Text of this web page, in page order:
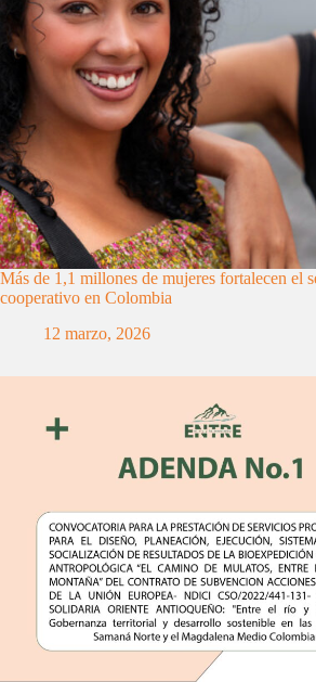
Más de 1,1 millones de mujeres fortalecen el
cooperativo en Colombia
12 marzo, 2026